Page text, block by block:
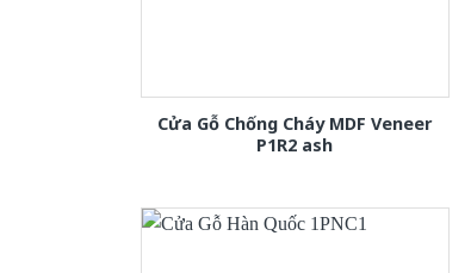
Cửa Gỗ Chống Cháy MDF Veneer
P1R2 ash